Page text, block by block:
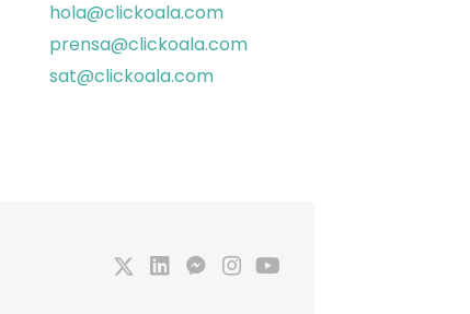
hola@clickoala.com
prensa@clickoala.com
sat@clickoala.com